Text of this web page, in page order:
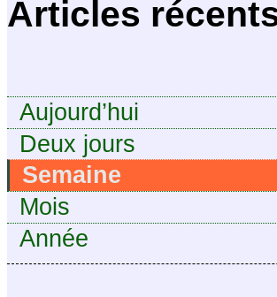
Articles
Aujourd’hui
Deux jours
Semaine
Mois
Année